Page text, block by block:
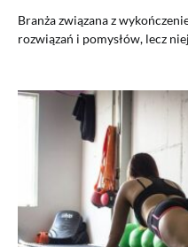
Branża związana z
rozwiązań i pomysłów, lecz